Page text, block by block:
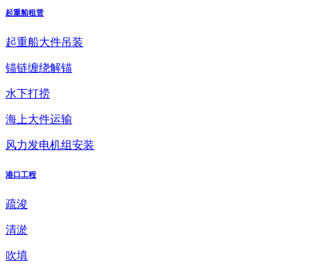
起重船租赁
起重船大件吊装
锚链缠绕解锚
水下打捞
海上大件运输
风力发电机组安装
港口工程
疏浚
清淤
吹填